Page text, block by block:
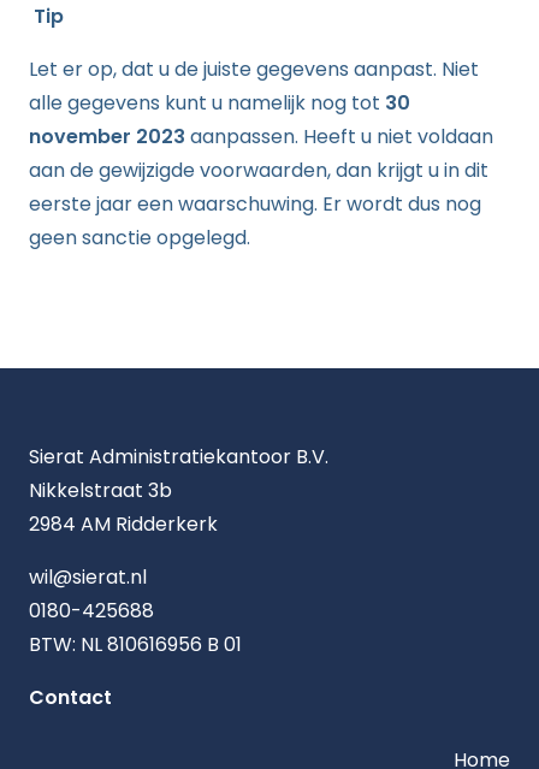
Tip
Let er op, dat u de juiste gegevens aanpast. Niet
alle gegevens kunt u namelijk nog tot 30
november 2023 aanpassen. Heeft u niet voldaan
aan de gewijzigde voorwaarden, dan krijgt u in dit
eerste jaar een waarschuwing. Er wordt dus nog
geen sanctie opgelegd.
Sierat Administratiekantoor B.V.
Nikkelstraat 3b
2984 AM Ridderkerk
wil@sierat.nl
0180-425688
BTW: NL 810616956 B 01
Contact
Home